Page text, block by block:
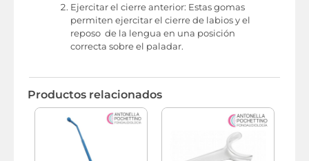
Ejercitar el cierre anterior: Estas gomas
permiten ejercitar el cierre de labios y el
reposo de la lengua en una posición
correcta sobre el paladar.
Productos relacionados